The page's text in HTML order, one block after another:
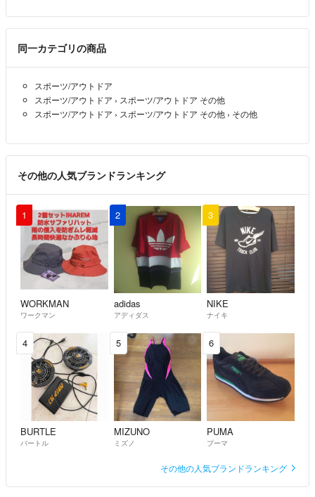
同一カテゴリの商品
スポーツ/アウトドア
スポーツ/アウトドア › スポーツ/アウトドア その他
スポーツ/アウトドア › スポーツ/アウトドア その他 › その他
その他の人気ブランドランキング
1
WORKMAN
ワークマン
2
adidas
アディダス
3
NIKE
ナイキ
4
BURTLE
バートル
5
MIZUNO
ミズノ
6
PUMA
プーマ
その他の人気ブランドランキング